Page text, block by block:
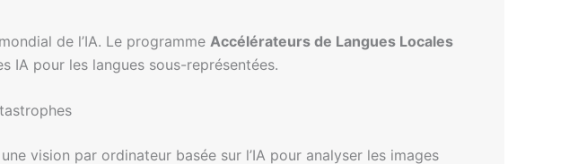
de l’IA. Le programme Accélérateurs de Langues Locales
IA pour les langues sous-représentées.
vision par ordinateur basée sur l’IA pour analyser les images